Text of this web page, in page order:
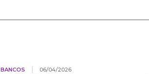
BANCOS 06/04/2026